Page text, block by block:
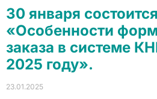
30 января
«Особенности
заказа в системе
2025 году».
23.01.2025